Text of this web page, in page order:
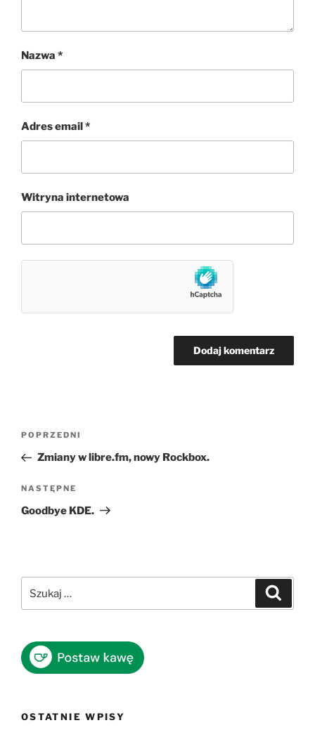
Nazwa *
Adres email*
Witryna internetowa
Nawigacja
Poprzedni
wpis
POPRZEDNI
Zmiany w libre.fm, nowy Rockbox.
Następny
wpis
NASTĘPNE
Goodbye KDE.
OSTATNIE WPISY